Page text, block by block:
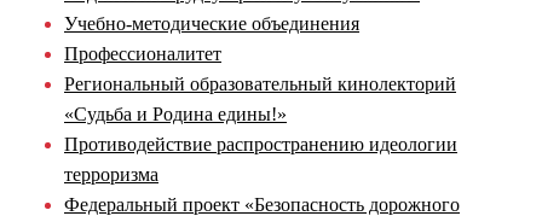
Учебно-методические объединения
Профессионалитет
Региональный образовательный кинолекторий
«Судьба и Родина едины!»
Противодействие распространению идеологии
терроризма
Федеральный проект «Безопасность дорожного